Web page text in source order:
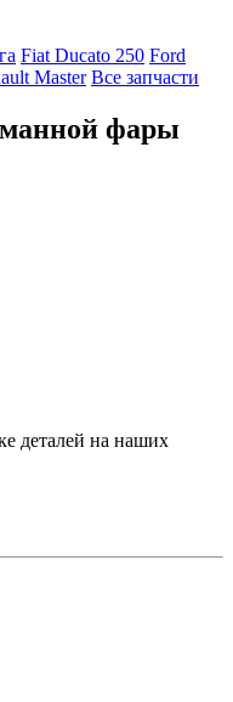
Fiat Ducato 250 Ford
Master Все запчасти
фары
деталей на наших